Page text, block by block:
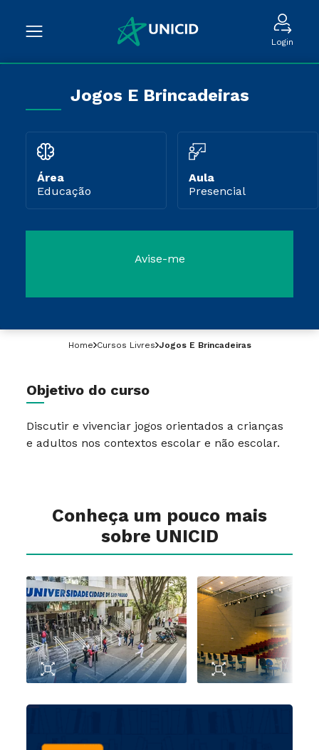
Login
Home Cursos Livres Jogos E Brincadeiras
Objetivo do curso
Discutir e vivenciar jogos orientados a crianças
e adultos nos contextos escolar e não escolar.
Jogos E Brincadeiras
Área
Educação
Aula
Presencial
Avise-me
Conheça um pouco mais
sobre UNICID